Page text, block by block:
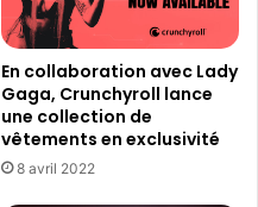
En collaboration avec Lady
Gaga, Crunchyroll lance
une collection de
vêtements en exclusivité
8 avril 2022